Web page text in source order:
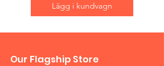
Lägg i kundvagn
Our Flagship Store